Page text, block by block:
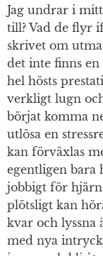
Jag undrar i
till? Vad de flyr
skrivet om
det inte finns
hel hösts
verkligt lugn
börjat komma
utlösa en
kan förväxlas
egentligen bara
jobbigt för
plötsligt kan
kvar och lyssna
med nya